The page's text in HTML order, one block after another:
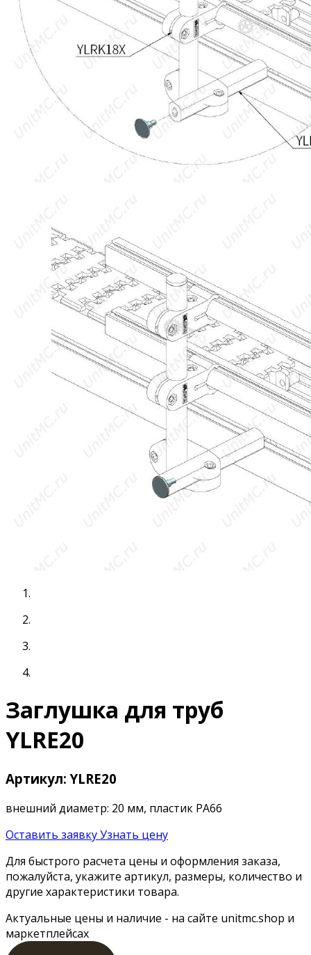
Заглушка для труб
YLRE20
Артикул: YLRE20
внешний диаметр: 20 мм, пластик PA66
Оставить заявкуУзнать цену
Для быстрого расчета цены и оформления заказа,
пожалуйста, укажите артикул, размеры, количество и
другие характеристики товара.
Актуальные цены и наличие - на сайте unitmc.shop и
маркетплейсах